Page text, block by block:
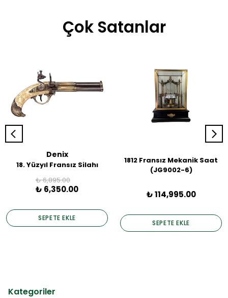
Çok Satanlar
Denix
18. Yüzyıl Fransız Silahı
₺ 6,895.00
₺ 6,350.00
SEPETE EKLE
1812 Fransız Mekanik Saat
(JG9002-6)
₺ 114,995.00
SEPETE EKLE
Kategoriler